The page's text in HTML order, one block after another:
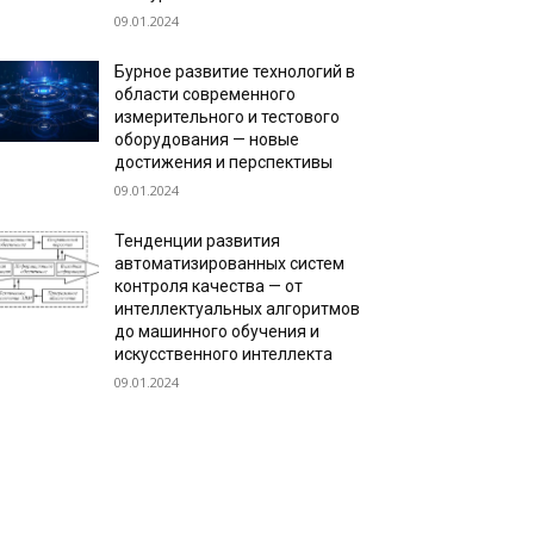
09.01.2024
Бурное развитие технологий в
области современного
измерительного и тестового
оборудования — новые
достижения и перспективы
09.01.2024
Тенденции развития
автоматизированных систем
контроля качества — от
интеллектуальных алгоритмов
до машинного обучения и
искусственного интеллекта
09.01.2024